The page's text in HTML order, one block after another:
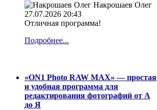
Накрошаев Олег
27.07.2026 20:43
Отличная программа!
Подробнее...
«ON1 Photo RAW MAX» — простая
и удобная программа для
редактирования фотографий от А
до Я